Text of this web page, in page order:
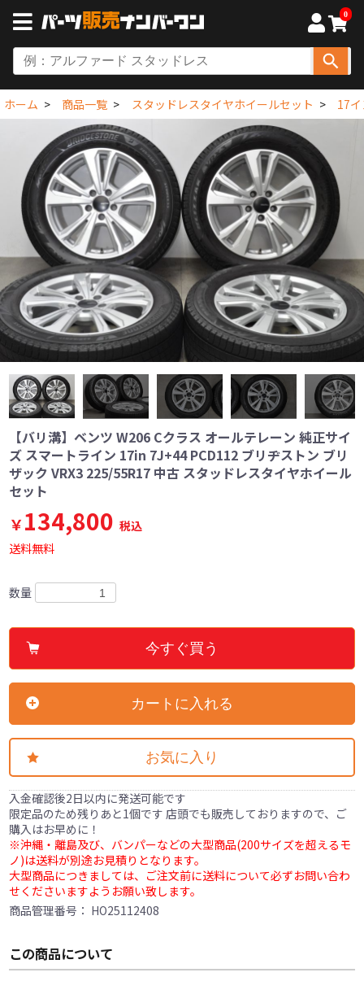
0
ホーム 商品一覧 スタッドレスタイヤホイールセット 17
【バリ溝】ベンツ W206 Cクラス オールテレーン 純正サイ
ズ スマートライン 17in 7J+44 PCD112 ブリヂストン ブリ
ザック VRX3 225/55R17 中古 スタッドレスタイヤホイール
セット
￥134,800 税込
送料無料
数量
今すぐ買う
カートに入れる
お気に入り
入金確認後2日以内に発送可能です
限定品のため残りあと1個です 店頭でも販売しておりますので、ご
購入はお早めに！
※沖縄・離島及び、バンパーなどの大型商品(200サイズを超えるモ
ノ)は送料が別途お見積りとなります。
大型商品につきましては、ご注文前に送料について必ずお問い合わ
せくださいますようお願い致します。
商品管理番号： HO25112408
この商品について